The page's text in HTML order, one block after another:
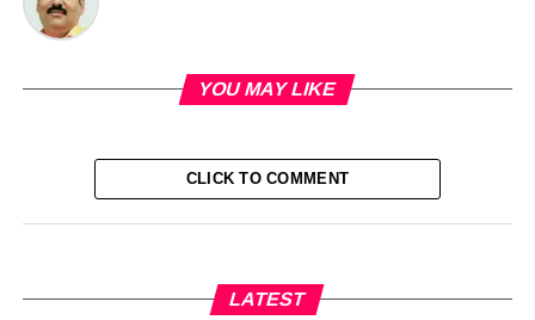
YOU MAY LIKE
CLICK TO COMMENT
LATEST